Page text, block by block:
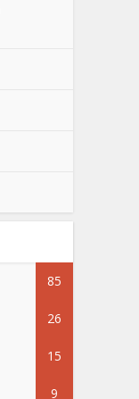
85
26
15
9